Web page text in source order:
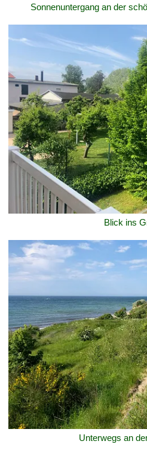
Sonnenuntergang an der
Blick ins
Unterwegs an